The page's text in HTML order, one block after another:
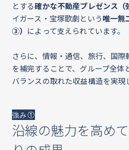
とする確かな不動産プレゼンス（
イガース・宝塚歌劇という唯一無
③） によって支えられています。
さらに、情報・通信、旅行、国
を補完することで、グループ全体
バランスの取れた収益構造を実現
強み①
沿線の魅力を高め